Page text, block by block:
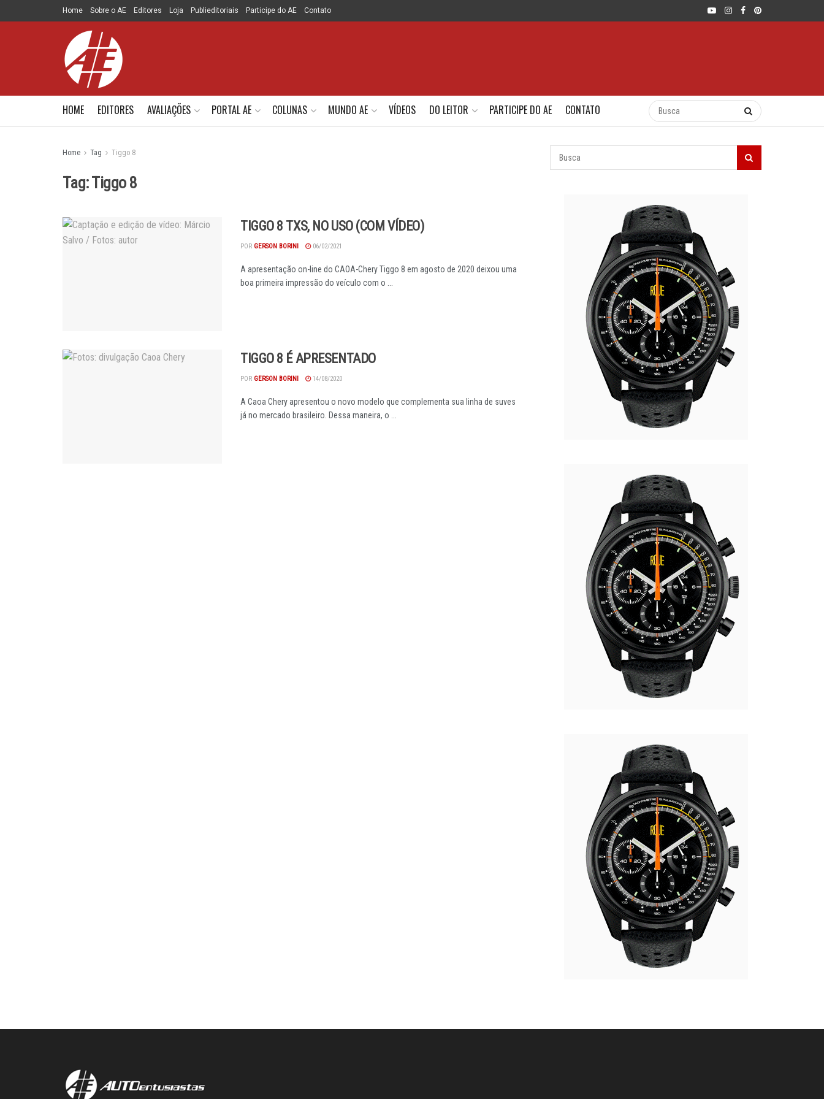
Home Sobre o AE Editores Loja Publieditoriais Participe do AE Contato
HOME EDITORES AVALIAÇÕES PORTAL AE COLUNAS MUNDO AE VÍDEOS DO LEITOR PARTICIPE DO AE CONTATO
Home Tag Tiggo 8
Tag:Tiggo 8
TIGGO 8 TXS, NO USO (COM VÍDEO)
POR GERSON BORINI 06/02/2021
A apresentação on-line do CAOA-Chery Tiggo 8 em agosto de 2020 deixou uma
boa primeira impressão do veículo com o ...
TIGGO 8 É APRESENTADO
POR GERSON BORINI 14/08/2020
A Caoa Chery apresentou o novo modelo que complementa sua linha de suves
já no mercado brasileiro. Dessa maneira, o ...